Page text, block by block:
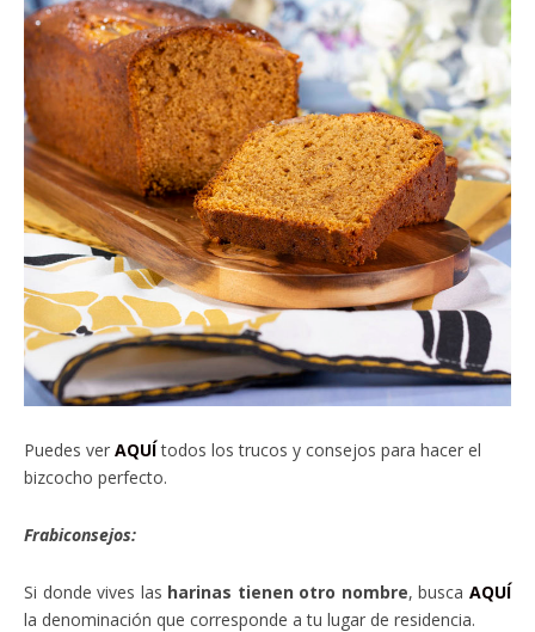
Puedes ver AQUÍtodos los trucos y consejos para hacer el
bizcocho perfecto.
Frabiconsejos:
Si donde vives las harinas tienen otro nombre, buscaAQUÍ
la denominación que corresponde a tu lugar de residencia.